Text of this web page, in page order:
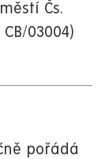
Čs.
03004)
pořádá